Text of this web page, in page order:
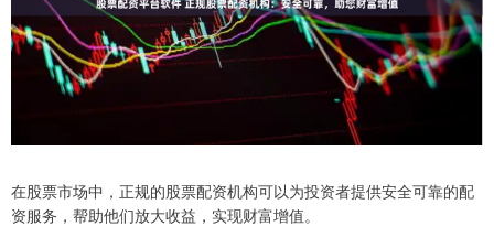
在股票市场中，正规的股票配资机构可以为投资者提供安全可靠的配
资服务，帮助他们放大收益，实现财富增值。